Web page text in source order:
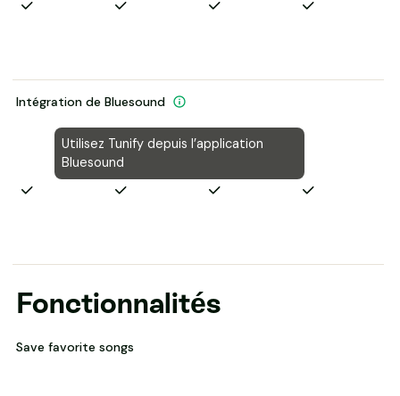
Intégration de Bluesound
Utilisez Tunify depuis l’application
Bluesound
Fonctionnalités
Save favorite songs